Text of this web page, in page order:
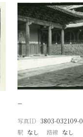
−
写真ID 3803-032109-0
駅 なし 路線 なし